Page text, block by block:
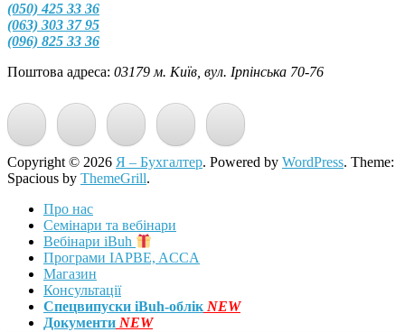
(050) 425 33 36
(063) 303 37 95
(096) 825 33 36
Поштова адреса: 03179 м. Київ, вул. Ірпінська 70-76
Copyright © 2026 Я – Бухгалтер. Powered by WordPress. Theme:
Spacious by ThemeGrill.
Про нас
Семінари та вебінари
Вебінари iBuh
Програми IAPBE, ACCA
Магазин
Консультації
Спецвипуски iBuh-облік NEW
Документи NEW